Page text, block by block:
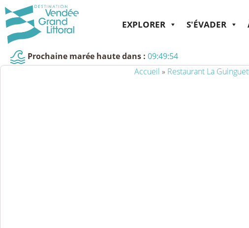
EXPLORER S'ÉVADER
Prochaine marée haute dans : 09:49:53
Accueil » Restaurant La